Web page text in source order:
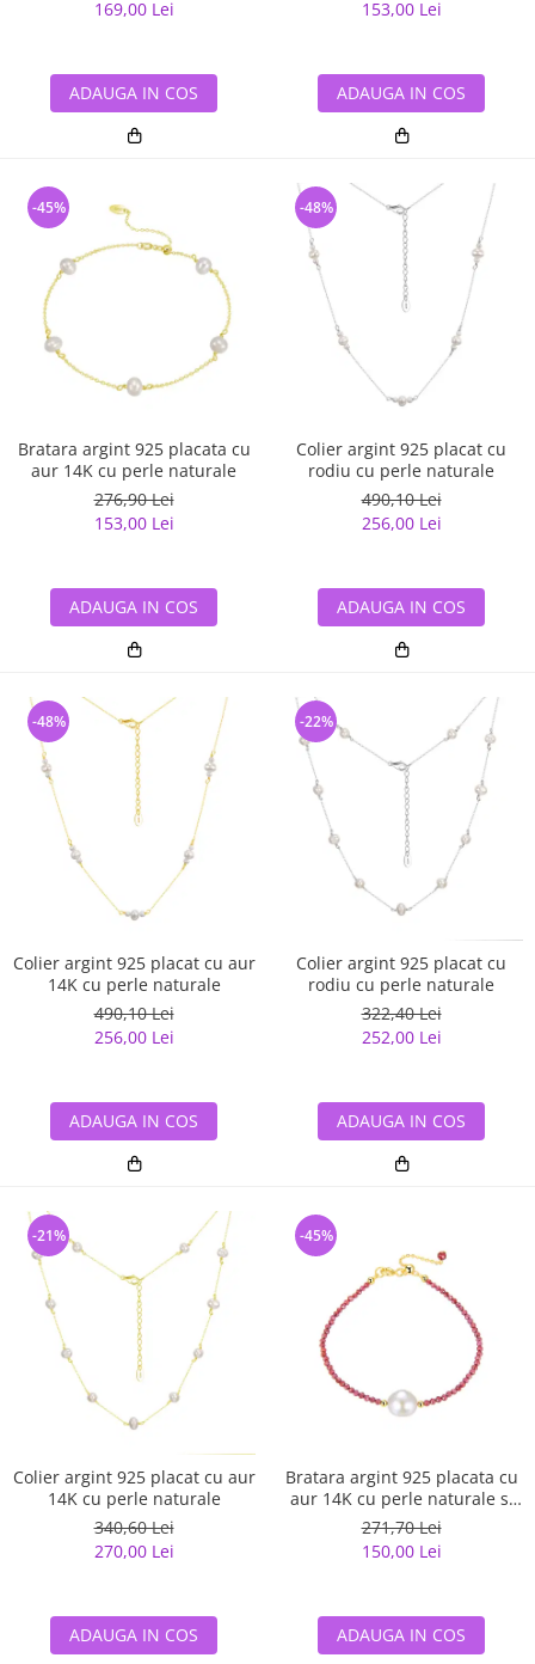
169,00 Lei
ADAUGA IN COS
153,00 Lei
ADAUGA IN COS
Bratara argint 925 placata cu
aur 14K cu perle naturale
276,90 Lei
153,00 Lei
-45%
ADAUGA IN COS
Colier argint 925 placat cu
rodiu cu perle naturale
490,10 Lei
256,00 Lei
-48%
ADAUGA IN COS
Colier argint 925 placat cu aur
14K cu perle naturale
490,10 Lei
256,00 Lei
-48%
ADAUGA IN COS
Colier argint 925 placat cu
rodiu cu perle naturale
322,40 Lei
252,00 Lei
-22%
ADAUGA IN COS
Colier argint 925 placat cu aur
14K cu perle naturale
340,60 Lei
270,00 Lei
-21%
ADAUGA IN COS
Bratara argint 925 placata cu
aur 14K cu perle naturale si
granat natural
271,70 Lei
150,00 Lei
-45%
ADAUGA IN COS